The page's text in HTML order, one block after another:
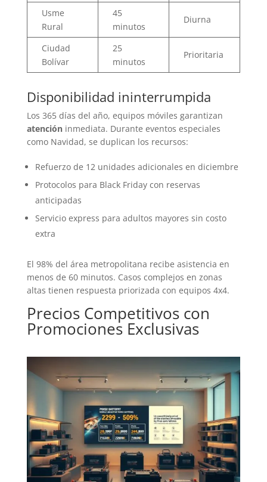
Usme
Rural
45
minutos
Diurna
Ciudad
Bolívar
25
minutos
Prioritaria
Disponibilidad ininterrumpida
Los 365 días del año, equipos móviles garantizan
atencióninmediata. Durante eventos especiales
como Navidad, se duplican los recursos:
Refuerzo de 12 unidades adicionales en diciembre
Protocolos para Black Friday con reservas
anticipadas
Servicio express para adultos mayores sin costo
extra
El 98% del área metropolitana recibe asistencia en
menos de 60 minutos. Casos complejos en zonas
altas tienen respuesta priorizada con equipos 4x4.
Precios Competitivos con
Promociones Exclusivas